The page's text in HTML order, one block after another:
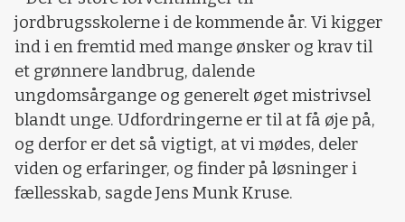
jordbrugsskolerne i de kommende år. Vi kigger
ind i en fremtid med mange ønsker og krav til
et grønnere landbrug, dalende
ungdomsårgange og generelt øget mistrivsel
blandt unge. Udfordringerne er til at få øje på,
og derfor er det så vigtigt, at vi mødes, deler
viden og erfaringer, og finder på løsninger i
fællesskab, sagde Jens Munk Kruse.